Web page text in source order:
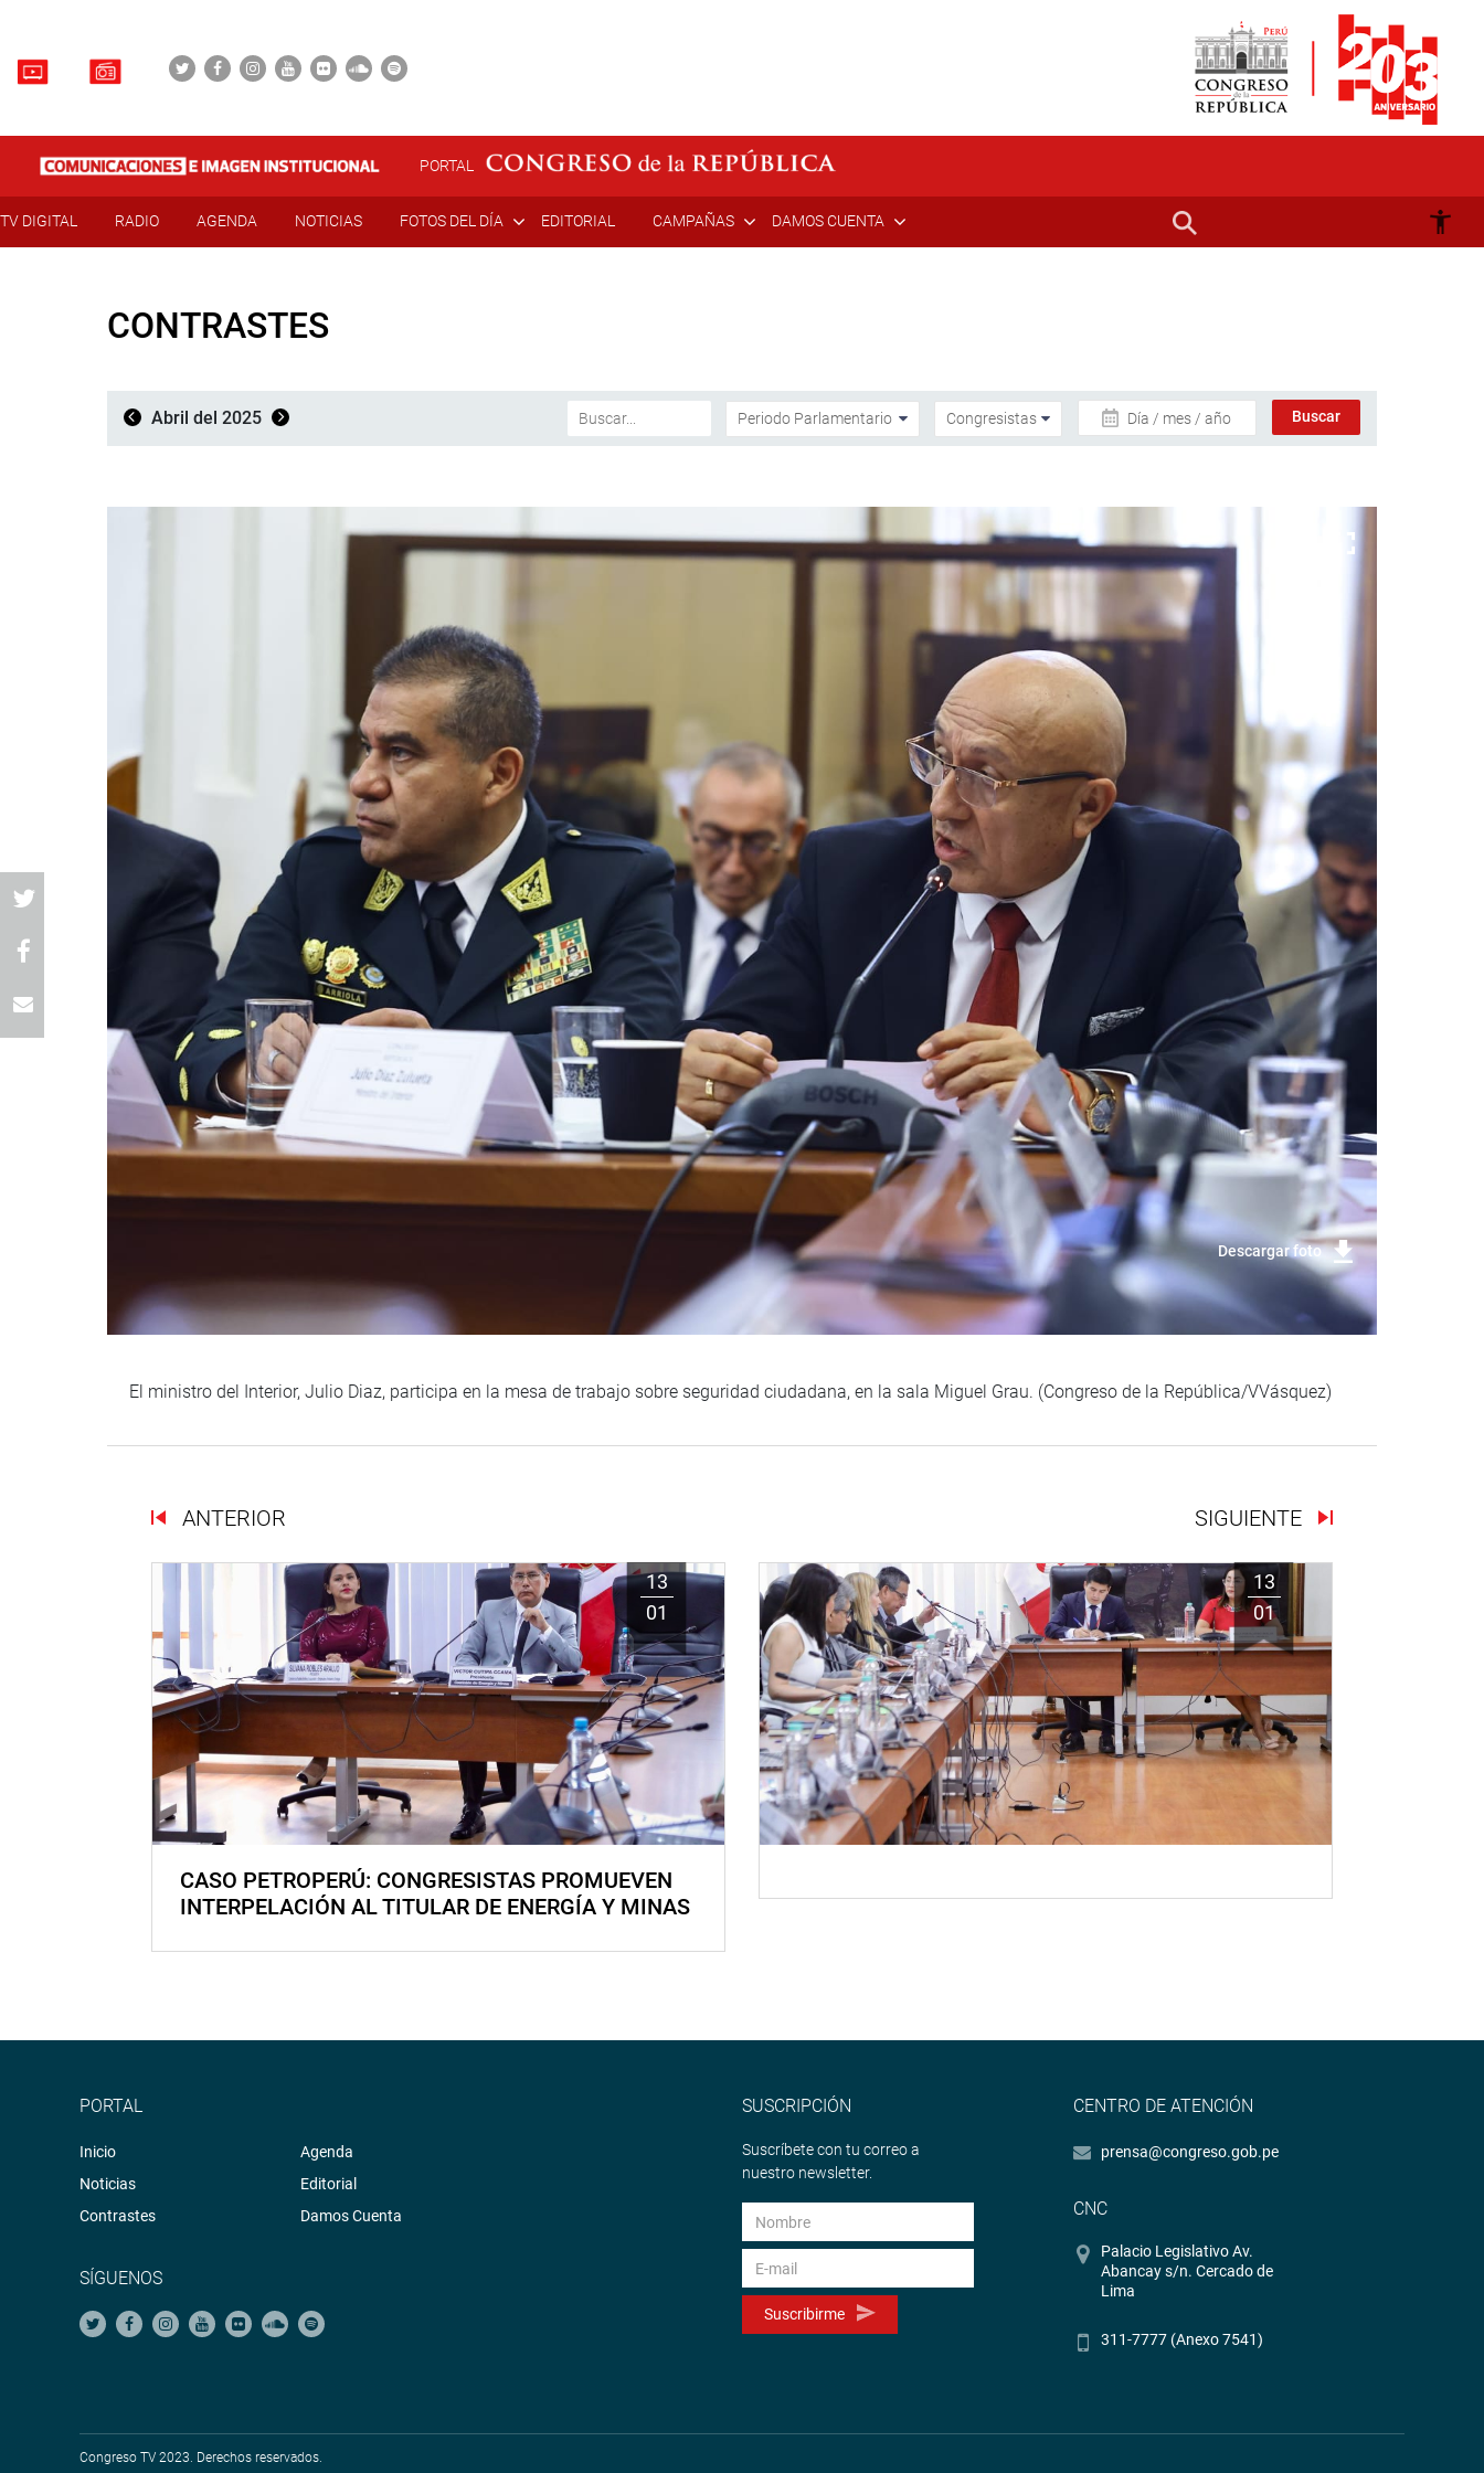
PORTAL
TV DIGITAL RADIO AGENDA NOTICIAS FOTOS DEL DÍA EDITORIAL CAMPAÑAS DAMOS CUENTA
CONTRASTES
Abril del 2025 Día / mes / año
Descargar foto
El ministro del Interior, Julio Diaz, participa en la mesa de trabajo sobre seguridad ciudadana, en la sala Miguel Grau. (Congreso de la República/VVásquez)
ANTERIOR SIGUIENTE
13
01
CASO PETROPERÚ: CONGRESISTAS PROMUEVEN
INTERPELACIÓN AL TITULAR DE ENERGÍA Y MINAS
13
01
PORTAL
Inicio
Noticias
Contrastes
Agenda
Editorial
Damos Cuenta
SÍGUENOS
SUSCRIPCIÓN
Suscríbete con tu correo a
nuestro newsletter.
Suscribirme
CENTRO DE ATENCIÓN
prensa@congreso.gob.pe
CNC
Palacio Legislativo Av.
Abancay s/n. Cercado de
Lima
311-7777 (Anexo 7541)
Congreso TV 2023. Derechos reservados.